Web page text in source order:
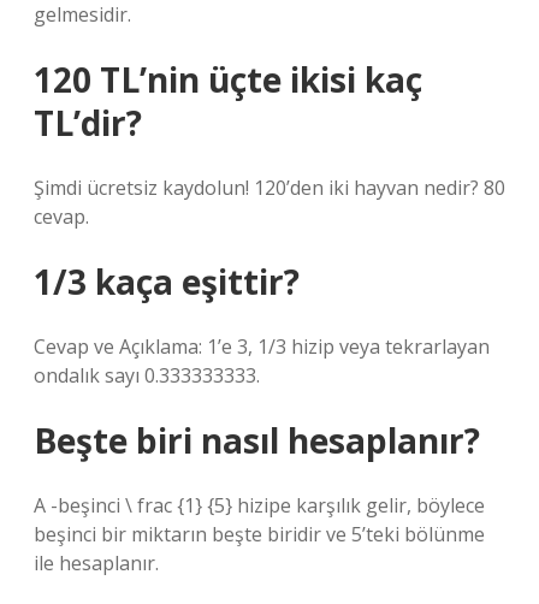
gelmesidir.
120 TL’nin üçte ikisi kaç
TL’dir?
Şimdi ücretsiz kaydolun! 120’den iki hayvan nedir? 80
cevap.
1/3 kaça eşittir?
Cevap ve Açıklama: 1’e 3, 1/3 hizip veya tekrarlayan
ondalık sayı 0.333333333.
Beşte biri nasıl hesaplanır?
A -beşinci \ frac {1} {5} hizipe karşılık gelir, böylece
beşinci bir miktarın beşte biridir ve 5’teki bölünme
ile hesaplanır.